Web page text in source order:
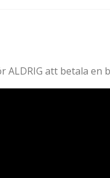
ALDRIG att betala en